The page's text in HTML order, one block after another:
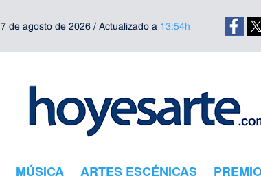
7 de agosto de 2026 / Actualizado a 13:54h
MÚSICA ARTES ESCÉNICAS